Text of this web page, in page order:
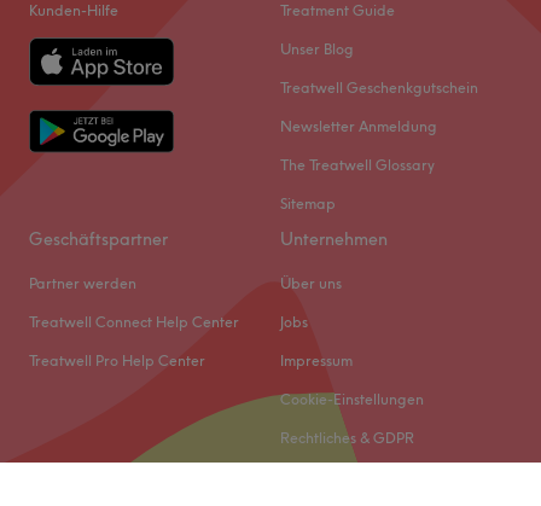
Kunden-Hilfe Treatment Guide
Unser Blog
Treatwell Geschenkgutschein
Newsletter Anmeldung
The Treatwell Glossary
Sitemap
Geschäftspartner
Partner werden
Treatwell Connect Help Center
Treatwell Pro Help Center
Unternehmen
Über uns
Jobs
Impressum
Cookie-Einstellungen
Rechtliches & GDPR